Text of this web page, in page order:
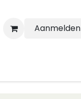
Aanmelden